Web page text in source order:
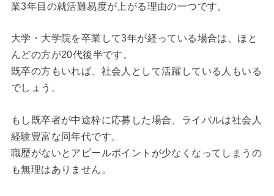
業3年目の就活難易度が上がる理由の一つです。
大学・大学院を卒業して3年が経っている場合は、ほと
んどの方が20代後半です。
既卒の方もいれば、社会人として活躍している人もいる
でしょう。
もし既卒者が中途枠に応募した場合、ライバルは社会人
経験豊富な同年代です。
職歴がないとアピールポイントが少なくなってしまうの
も無理はありません。